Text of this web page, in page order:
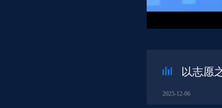
以志愿
2025-12-06